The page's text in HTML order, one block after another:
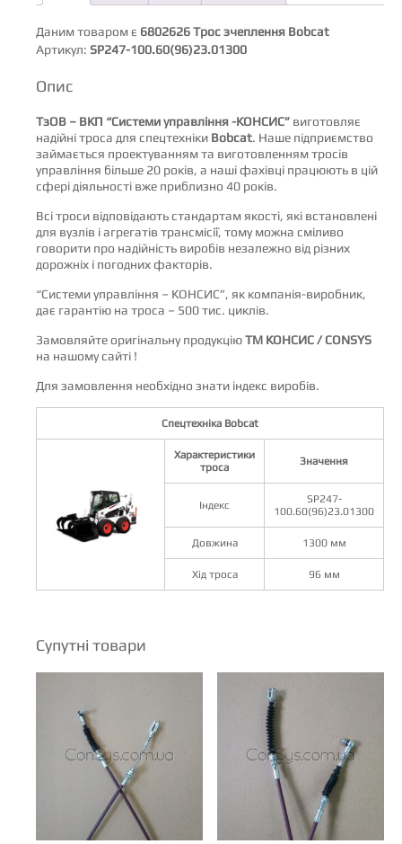
Даним товаром є 6802626 Трос зчеплення Bobcat
Артикул: SP247-100.60(96)23.01300
Опис
ТзОВ – ВКП “Системи управління -КОНСИС” виготовляє
надійні троса для спецтехніки Bobcat. Наше підприємство
займається проектуванням та виготовленням тросів
управління більше 20 років, а наші фахівці працюють в цій
сфері діяльності вже приблизно 40 років.
Всі троси відповідають стандартам якості, які встановлені
для вузлів і агрегатів трансмісії, тому можна сміливо
говорити про надійність виробів незалежно від різних
дорожніх і погодних факторів.
“Системи управління – КОНСИС”, як компанія-виробник,
дає гарантію на троса – 500 тис. циклів.
Замовляйте оригінальну продукціюТМ КОНСИС / СONSYS
на нашому сайті !
Для замовлення необхідно знати індекс виробів.
Cпецтехніка Bobcat
Характеристики
троса
Значення
Індекс
SP247-
100.60(96)23.01300
Довжина 1300 мм
Хід троса 96 мм
Супутні товари